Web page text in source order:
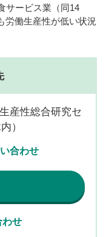
サービス業（同14
労働生産性が低い状況
産性総合研究セ
）
合わせ
わせ